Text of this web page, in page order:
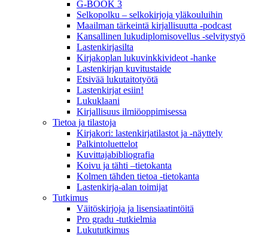
G-BOOK 3
Selkopolku – selkokirjoja yläkouluihin
Maailman tärkeintä kirjallisuutta -podcast
Kansallinen lukudiplomisovellus -selvitystyö
Lastenkirjasilta
Kirjakoplan lukuvinkkivideot -hanke
Lastenkirjan kuvitustaide
Etsivää lukutaitotyötä
Lastenkirjat esiin!
Lukuklaani
Kirjallisuus ilmiöoppimisessa
Tietoa ja tilastoja
Kirjakori: lastenkirjatilastot ja -näyttely
Palkintoluettelot
Kuvittaja­bibliografia
Koivu ja tähti –tietokanta
Kolmen tähden tietoa -tietokanta
Lastenkirja-alan toimijat
Tutkimus
Väitöskirjoja ja lisensiaatintöitä
Pro gradu -tutkielmia
Lukututkimus